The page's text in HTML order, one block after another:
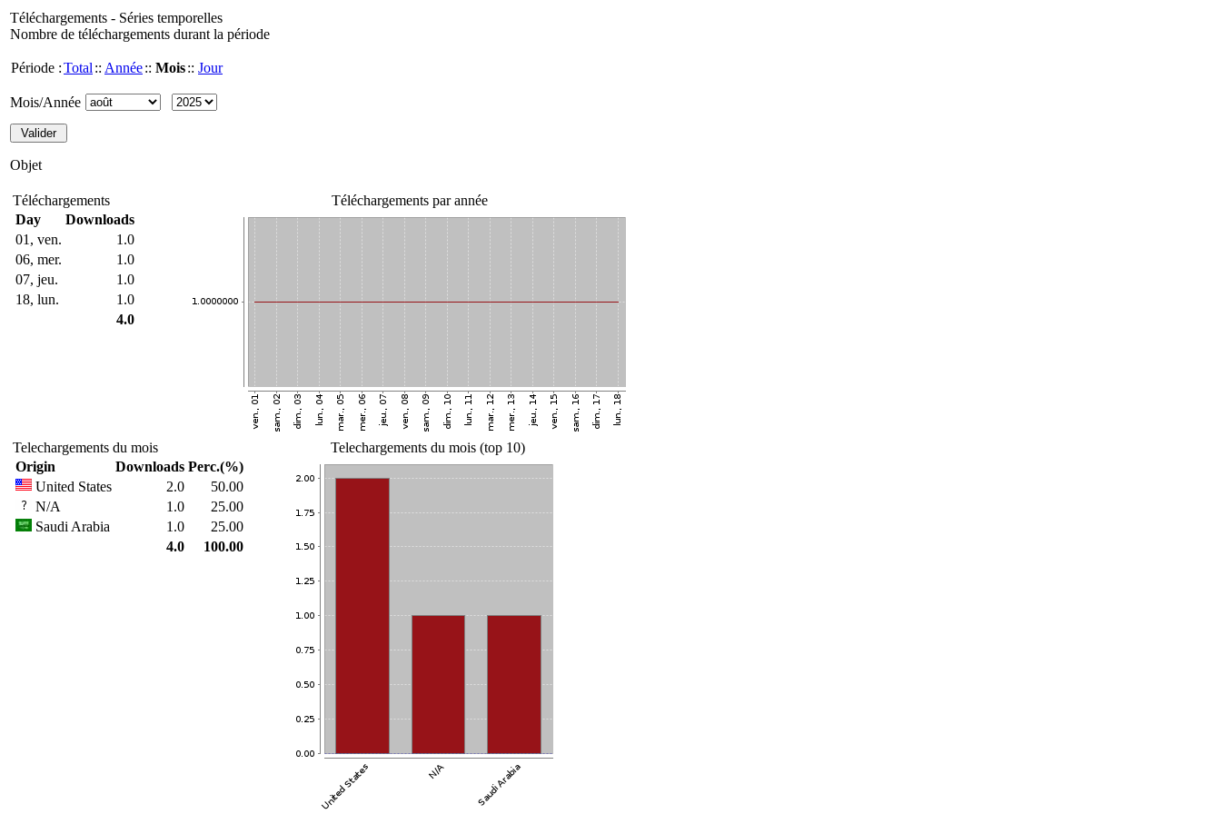
Téléchargements - Séries temporelles
Nombre de téléchargements durant la période
Période :Total :: Année:: Mois:: Jour
Mois/Année
Objet
Téléchargements
Day
Downloads
01, ven.
1.0
06, mer.
1.0
07, jeu.
1.0
18, lun.
1.0
4.0
Téléchargements par année
Telechargements du mois
Origin
Downloads Perc.(%)
United States
2.0
50.00
N/A
1.0
25.00
Saudi Arabia
1.0
25.00
4.0
100.00
Telechargements du mois (top 10)